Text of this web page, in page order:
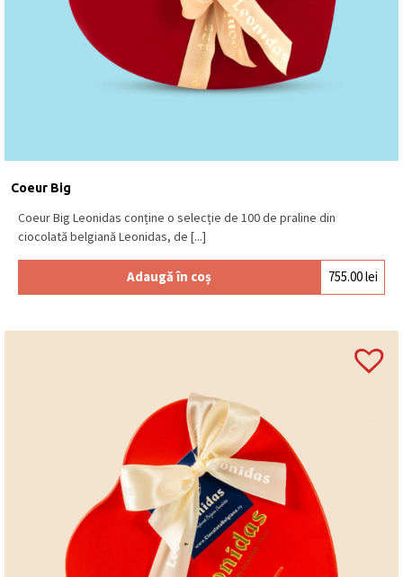
Coeur Big
Coeur Big Leonidas conține o selecție de 100 de praline din
ciocolată belgiană Leonidas, de [...]
Adaugă în coș 755.00lei